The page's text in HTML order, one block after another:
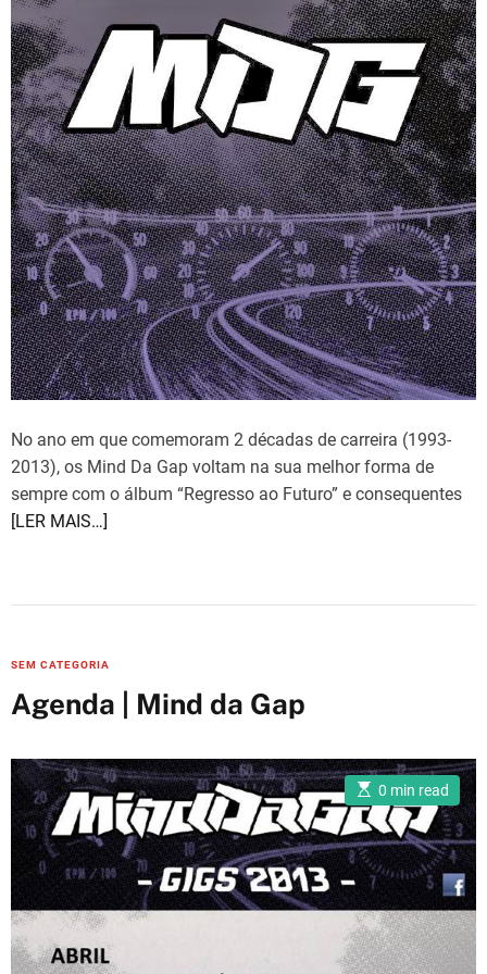
s
t
i
m
t
e
d
e
a
d
t
i
m
e
No ano em que comemoram 2 décadas de carreira (1993-
2013), os Mind Da Gap voltam na sua melhor forma de
sempre com o álbum “Regresso ao Futuro” e consequentes
[LER MAIS…]
C
a
t
g
o
r
e
s
SEM CATEGORIA
Agenda | Mind da Gap
E
s
i
m
a
t
e
d
r
e
a
d
0 min read